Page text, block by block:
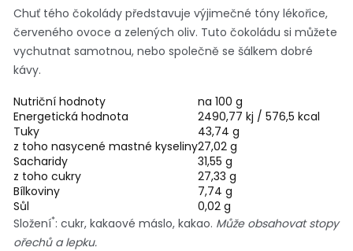
Chuť tého čokolády představuje výjimečné tóny lékořice,
červeného ovoce a zelených oliv. Tuto čokoládu si můžete
vychutnat samotnou, nebo společně se šálkem dobré
kávy.
Nutriční hodnoty
na 100 g
Energetická hodnota
2490,77 kj / 576,5 kcal
Tuky
43,74 g
z toho nasycené mastné kyseliny27,02 g
Sacharidy
31,55 g
z toho cukry
27,33 g
Bílkoviny
7,74 g
Sůl
0,02 g
Složení*: cukr, kakaové máslo, kakao. Může obsahovat stopy
ořechů a lepku.